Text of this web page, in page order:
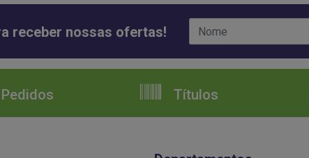
receber nossas ofertas!
Títulos